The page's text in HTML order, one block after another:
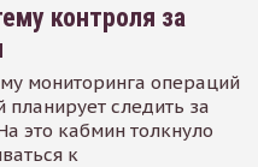
контроля за
мониторинга операций
следить за
это кабмин толкнуло
к